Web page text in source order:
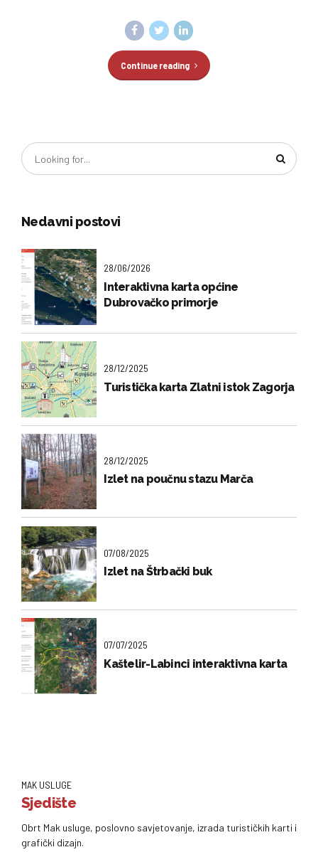
Continue reading
Nedavni postovi
28/06/2026
Interaktivna karta općine
Dubrovačko primorje
28/12/2025
Turistička karta Zlatni istok Zagorja
28/12/2025
Izlet na poučnu stazu Marča
07/08/2025
Izlet na Štrbački buk
07/07/2025
Kaštelir-Labinci interaktivna karta
MAK USLUGE
Sjedište
Obrt Mak usluge, poslovno savjetovanje, izrada turističkih karti i
grafički dizajn.